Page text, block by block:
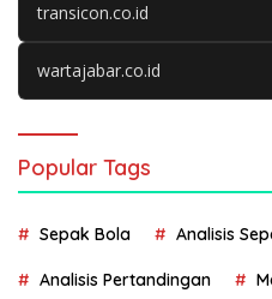
transicon.co.id
wartajabar.co.id
Popular Tags
Sepak Bola Analisis
Analisis Pertandingan